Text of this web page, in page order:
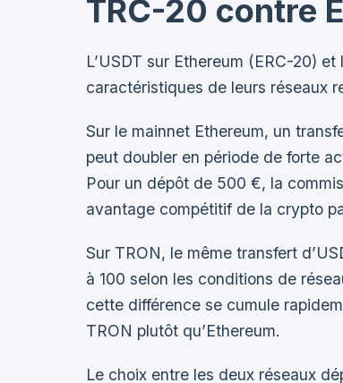
TRC-20 contre
L’USDT sur Ethereum (ERC-20)
caractéristiques de leurs réseaux
Sur le mainnet Ethereum, un
peut doubler en période de forte
Pour un dépôt de 500 €, la
avantage compétitif de la crypto
Sur TRON, le même transfert
à 100 selon les conditions de
cette différence se cumule
TRON plutôt qu’Ethereum.
Le choix entre les deux réseaux